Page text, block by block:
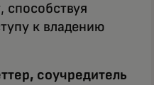
к владению
соучредитель